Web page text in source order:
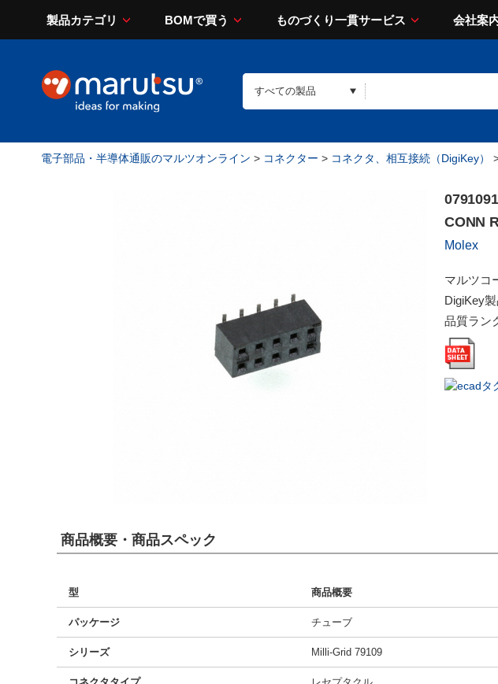
製品カテゴリ BOMで買う ものづくり一貫サービス 会社案
電子部品・半導体通販のマルツオンライン > コネクター > コネクタ、相互接続（DigiKey）
CONN
Molex
マルツコ
DigiKey製
品質ラン
商品概要・商品スペック
型 商品概要
パッケージ チューブ
シリーズ Milli-Grid 79109